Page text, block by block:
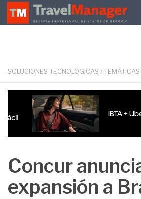
Debajo del contenido
SOLUCIONES TECNOLÓGICAS / TEMÁTICAS
Concur
expansión a